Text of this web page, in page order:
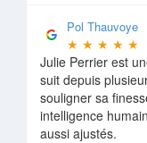
Pol Thauvoye
★ ★ ★ ★ ★
Julie Perrier est
suit depuis
souligner sa
intelligence
aussi ajustés.